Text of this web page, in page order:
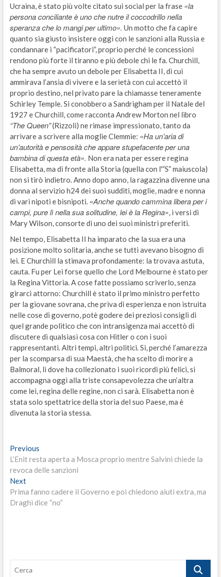
Ucraina, è stato più volte citato sui social per la frase «la
persona conciliante è uno che nutre il coccodrillo nella
speranza che lo mangi per ultimo». Un motto che fa capire
quanto sia giusto insistere oggi con le sanzioni alla Russia e
condannare i “pacificatori”, proprio perché le concessioni
rendono più forte il tiranno e più debole chi le fa. Churchill,
che ha sempre avuto un debole per Elisabetta II, di cui
ammirava l’ansia di vivere e la serietà con cui accettò il
proprio destino, nel privato pare la chiamasse teneramente
Schirley Temple. Si conobbero a Sandrigham per il Natale del
1927 e Churchill, come racconta Andrew Morton nel libro
“The Queen”(Rizzoli) ne rimase impressionato, tanto da
arrivare a scrivere alla moglie Clemmie: «Ha un’aria di
un’autorità e pensosità che appare stupefacente per una
bambina di questa età». Non era nata per essere regina
Elisabetta, ma di fronte alla Storia (quella con l'”S” maiuscola)
non si tirò indietro. Anno dopo anno, la ragazzina divenne una
donna al servizio h24 dei suoi sudditi, moglie, madre e nonna
di vari nipoti e bisnipoti. «Anche quando cammina libera per i
campi, pure lì nella sua solitudine, lei è la Regina», i versi di
Mary Wilson, consorte di uno dei suoi ministri preferiti.
Nel tempo, Elisabetta II ha imparato che la sua era una
posizione molto solitaria, anche se tutti avevano bisogno di
lei. E Churchill la stimava profondamente: la trovava astuta,
cauta. Fu per Lei forse quello che Lord Melbourne è stato per
la Regina Vittoria. A cose fatte possiamo scriverlo, senza
girarci attorno: Churchill è stato il primo ministro perfetto
per la giovane sovrana, che priva di esperienza e non istruita
nelle cose di governo, potè godere dei preziosi consigli di
quel grande politico che con intransigenza mai accettò di
discutere di qualsiasi cosa con Hitler o con i suoi
rappresentanti. Altri tempi, altri politici. Sì, perché l’amarezza
per la scomparsa di sua Maestà, che ha scelto di morire a
Balmoral, lì dove ha collezionato i suoi ricordi più felici, si
accompagna oggi alla triste consapevolezza che un’altra
come lei, regina delle regine, non ci sarà. Elisabetta non è
stata solo spettatrice della storia del suo Paese, ma è
divenuta la storia stessa.
Navigazione
articoli
PreviousPrevious
post:
L’Enit resta aperta a Mosca proprio mentre Salvini chiede la
revoca delle sanzioni
NextNext
post:
Prima fanno cadere il Governo e poi chiedono aiuti extra, ma
Draghi dice “no”
Cerca